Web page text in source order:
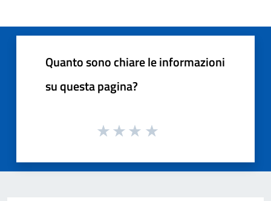
Quanto sono chiare le informazioni
su questa pagina?